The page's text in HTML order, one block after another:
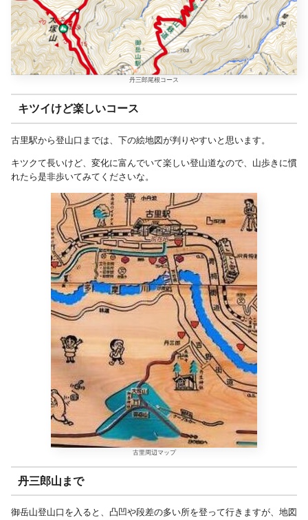
丹三郎尾根コース
キツイけど楽しいコース
古里駅から登山口までは、下の絵地図が判りやすいと思います。
キツクて長いけど、変化に富んでいて楽しい登山道なので、山歩きに慣
れたら是非歩いてみてくださいな。
古里周辺マップ
丹三郎山まで
御岳山登山口を入ると、凸凹や段差の多い所を登って行きますが、地図